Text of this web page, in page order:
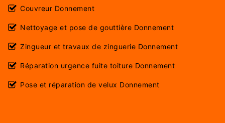
Couvreur Donnement
Nettoyage et pose de gouttière Donnement
Zingueur et travaux de zinguerie Donnement
Réparation urgence fuite toiture Donnement
Pose et réparation de velux Donnement